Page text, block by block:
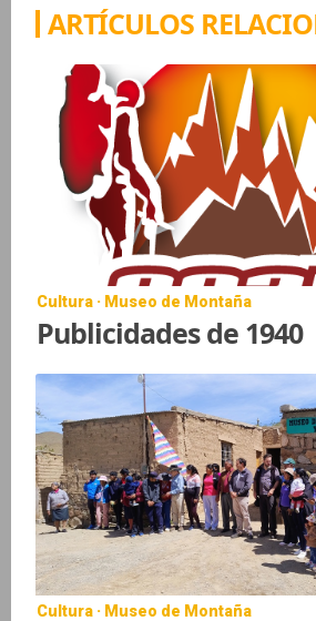
ARTÍCULOS
Cultura · Museo de Montaña
Publicidades de 1940
Cultura · Museo de Montaña